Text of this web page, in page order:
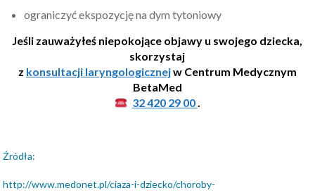
ograniczyć ekspozycję na dym tytoniowy
Jeśli zauważyłeś niepokojące objawy u swojego dziecka,
skorzystaj
z konsultacji laryngologicznejw Centrum Medycznym
BetaMed
32 420 29 00.
Źródła:
http://www.medonet.pl/ciaza-i-dziecko/choroby-